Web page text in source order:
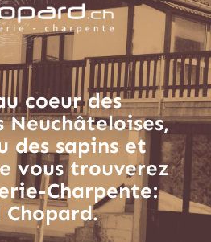
coeur des
Neuchâteloises,
des sapins et
vous trouverez
Charpente:
Chopard.